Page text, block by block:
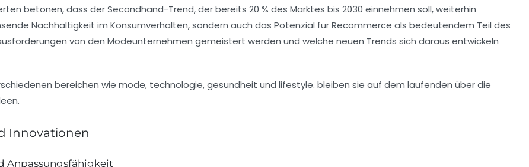
betonen, dass derSecondhand-Trend, der bereits 20 % des Marktes bis 2030 einnehmen soll, weiterhin
Nachhaltigkeit im Konsumverhalten, sondern auch das Potenzial fürRecommerce als bedeutendem Teil des
von den Modeunternehmen gemeistert werden und welche neuen Trends sich daraus entwickeln
Innovationen
Anpassungsfähigkeit